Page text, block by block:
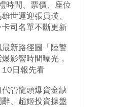
時間、票價、座位
世運迎張員瑛、
司名單不斷更新
新路徑圖「陸警
影響時間曝光，
10日報先看
管龍頭爆資金缺
、趙姬投資操盤